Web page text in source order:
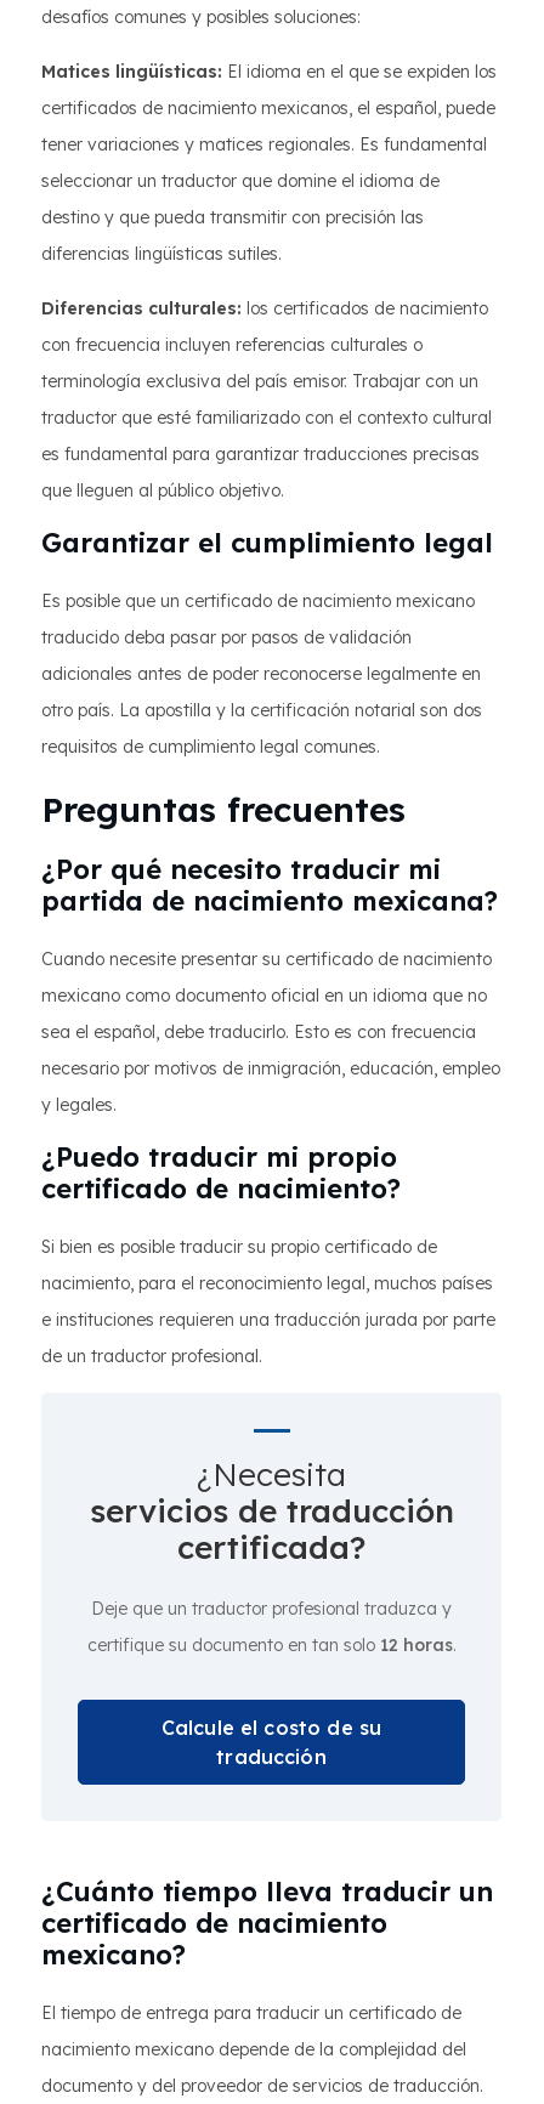
desafíos comunes y posibles soluciones:
Matices lingüísticas: El idioma en el que se expiden los
certificados de nacimiento mexicanos, el español, puede
tener variaciones y matices regionales. Es fundamental
seleccionar un traductor que domine el idioma de
destino y que pueda transmitir con precisión las
diferencias lingüísticas sutiles.
Diferencias culturales: los certificados de nacimiento
con frecuencia incluyen referencias culturales o
terminología exclusiva del país emisor. Trabajar con un
traductor que esté familiarizado con el contexto cultural
es fundamental para garantizar traducciones precisas
que lleguen al público objetivo.
Garantizar el cumplimiento legal
Es posible que un certificado de nacimiento mexicano
traducido deba pasar por pasos de validación
adicionales antes de poder reconocerse legalmente en
otro país. La apostilla y la certificación notarial son dos
requisitos de cumplimiento legal comunes.
Preguntas frecuentes
¿Por qué necesito traducir mi
partida de nacimiento mexicana?
Cuando necesite presentar su certificado de nacimiento
mexicano como documento oficial en un idioma que no
sea el español, debe traducirlo. Esto es con frecuencia
necesario por motivos de inmigración, educación, empleo
y legales.
¿Puedo traducir mi propio
certificado de nacimiento?
Si bien es posible traducir su propio certificado de
nacimiento, para el reconocimiento legal, muchos países
e instituciones requieren una traducción jurada por parte
de un traductor profesional.
¿Necesita
servicios de traducción
certificada?
Deje que un traductor profesional traduzca y
certifique su documento en tan solo 12 horas.
Calcule el costo de su
traducción
¿Cuánto tiempo lleva traducir un
certificado de nacimiento
mexicano?
El tiempo de entrega para traducir un certificado de
nacimiento mexicano depende de la complejidad del
documento y del proveedor de servicios de traducción.